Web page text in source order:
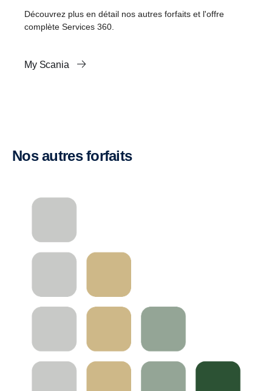
Découvrez plus en détail nos autres forfaits et l'offre
complète Services 360.
My Scania
Nos autres forfaits